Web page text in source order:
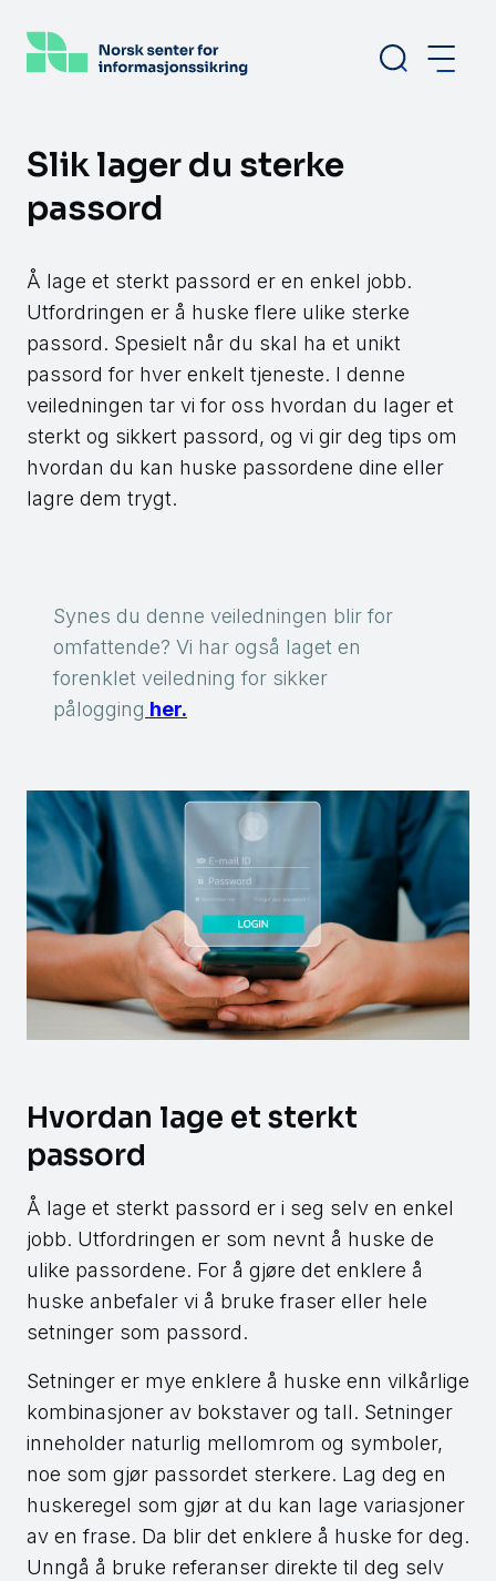
hovedinnhold
Slik lager du sterke
passord
Å lage et sterkt passord er en enkel jobb.
Utfordringen er å huske flere ulike sterke
passord. Spesielt når du skal ha et unikt
passord for hver enkelt tjeneste. I denne
veiledningen tar vi for oss hvordan du lager et
sterkt og sikkert passord, og vi gir deg tips om
hvordan du kan huske passordene dine eller
lagre dem trygt.
Synes du denne veiledningen blir for
omfattende? Vi har også laget en
forenklet veiledning for sikker
pålogging her.
Hvordan lage et sterkt
passord
Å lage et sterkt passord er i seg selv en enkel
jobb. Utfordringen er som nevnt å huske de
ulike passordene. For å gjøre det enklere å
huske anbefaler vi å bruke fraser eller hele
setninger som passord.
Setninger er mye enklere å huske enn vilkårlige
kombinasjoner av bokstaver og tall. Setninger
inneholder naturlig mellomrom og symboler,
noe som gjør passordet sterkere. Lag deg en
huskeregel som gjør at du kan lage variasjoner
av en frase. Da blir det enklere å huske for deg.
Unngå å bruke referanser direkte til deg selv